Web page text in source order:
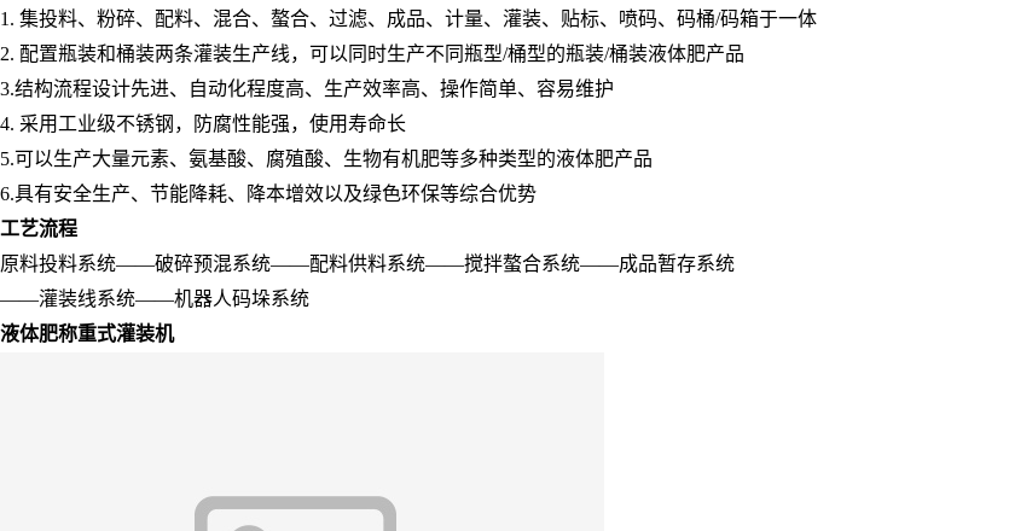
1. 集投料、粉碎、配料、混合、螯合、过滤、成品、计量、灌装、贴标、喷码、码桶/码箱于一体
2. 配置瓶装和桶装两条灌装生产线，可以同时生产不同瓶型/桶型的瓶装/桶装液体肥产品
3.结构流程设计先进、自动化程度高、生产效率高、操作简单、容易维护
4. 采用工业级不锈钢，防腐性能强，使用寿命长
5.可以生产大量元素、氨基酸、腐殖酸、生物有机肥等多种类型的液体肥产品
6.具有安全生产、节能降耗、降本增效以及绿色环保等综合优势
工艺流程
原料投料系统——破碎预混系统——配料供料系统——搅拌螯合系统——成品暂存系统
——灌装线系统——机器人码垛系统
液体肥称重式灌装机